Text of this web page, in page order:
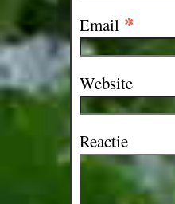
Email *
Website
Reactie